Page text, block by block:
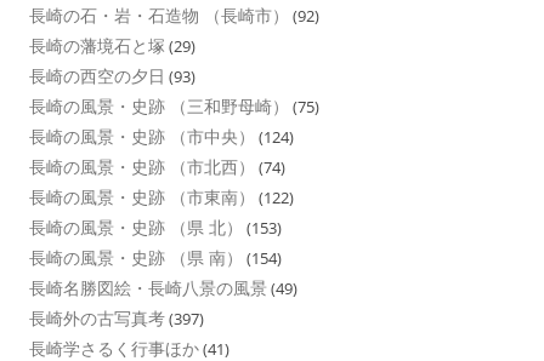
長崎の石・岩・石造物 （長崎市） (92)
長崎の藩境石と塚 (29)
長崎の西空の夕日 (93)
長崎の風景・史跡 （三和野母崎） (75)
長崎の風景・史跡 （市中央） (124)
長崎の風景・史跡 （市北西） (74)
長崎の風景・史跡 （市東南） (122)
長崎の風景・史跡 （県 北） (153)
長崎の風景・史跡 （県 南） (154)
長崎名勝図絵・長崎八景の風景 (49)
長崎外の古写真考(397)
長崎学さるく行事ほか(41)